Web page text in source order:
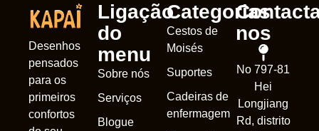
Desenhos
pensados
para os
primeiros
confortos
Ligação
do
menu
Sobre nós
Serviços
Blogue
Categorias
Cestos de
Moisés
Suportes
Cadeiras de
enfermagem
nos
No 797-81
Hei
Longjiang
Rd, distrito